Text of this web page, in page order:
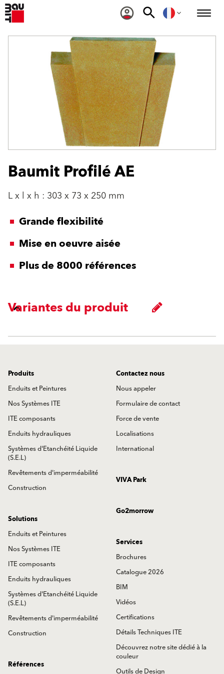
Baumit Profilé AE
L x l x h : 303 x 73 x 250 mm
Grande flexibilité
Mise en oeuvre aisée
Plus de 8000 références
Variantes du produit
Produits
Enduits et Peintures
Nos Systèmes ITE
ITE composants
Enduits hydrauliques
Systèmes d'Etanchéité Liquide
(S.E.L)
Revêtements d'imperméabilité
Construction
Contactez nous
Nous appeler
Formulaire de contact
Force de vente
Localisations
International
VIVA Park
Go2morrow
Solutions
Enduits et Peintures
Nos Systèmes ITE
ITE composants
Enduits hydrauliques
Systèmes d'Etanchéité Liquide
(S.E.L)
Revêtements d'imperméabilité
Construction
Services
Brochures
Catalogue 2026
BIM
Vidéos
Certifications
Détails Techniques ITE
Découvrez notre site dédié à la
couleur
Outils de Design
Références